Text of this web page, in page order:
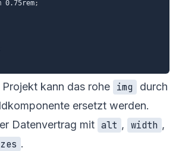
0.75rem;
Projekt kann das rohe img
durch
ersetzt werden.
Datenvertrag mit alt , width ,
.